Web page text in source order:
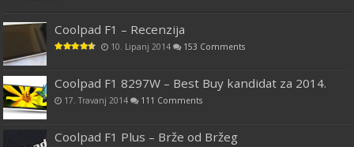
Coolpad F1 – Recenzija
10. Lipanj 2014 153 Comments
Coolpad F1 8297W – Best Buy kandidat za 2014.
17. Travanj 2014 111 Comments
Coolpad F1 Plus – Brže od Bržeg